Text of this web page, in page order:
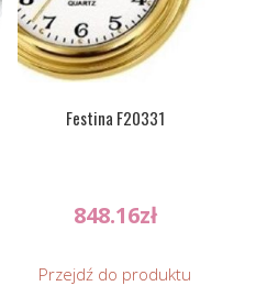
Festina F20331
848.16zł
Przejdź do produktu